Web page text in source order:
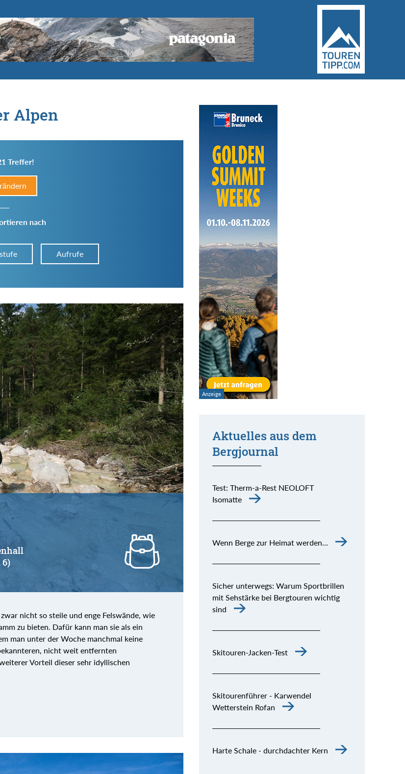
Alpen
Treffer!
nach
Aufrufe
der Tour:
bis
(Tourdauer):
bis
6)
nicht so steile und enge Felswände, wie
zu bieten. Dafür kann man sie als ein
man unter der Woche manchmal keine
nicht weit entfernten
Vorteil dieser sehr idyllischen
Aktuelles aus dem
Bergjournal
Test: Therm-a-Rest NEOLOFT
Isomatte
Wenn Berge zur Heimat werden…
Sicher unterwegs: Warum Sportbrillen
mit Sehstärke bei Bergtouren wichtig
sind
Skitouren-Jacken-Test
Skitourenführer - Karwendel
Wetterstein Rofan
Harte Schale - durchdachter Kern